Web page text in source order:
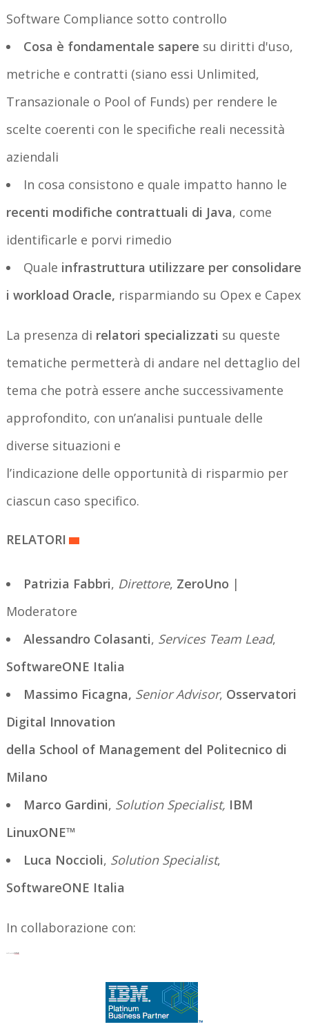
Software Compliance sotto controllo
Cosa è fondamentale sapere su diritti d'uso,
metriche e contratti (siano essi Unlimited,
Transazionale o Pool of Funds) per rendere le
scelte coerenti con le specifiche reali necessità
aziendali
In cosa consistono e quale impatto hanno le
recenti modifiche contrattuali di Java, come
identificarle e porvi rimedio
Quale infrastruttura utilizzare per consolidare
i workload Oracle, risparmiando su Opex e Capex
La presenza di relatori specializzati su queste
tematiche permetterà di andare nel dettaglio del
tema che potrà essere anche successivamente
approfondito, con un’analisi puntuale delle
diverse situazioni e
l’indicazione delle opportunità di risparmio per
ciascun caso specifico.
RELATORI
Patrizia Fabbri, Direttore, ZeroUno |
Moderatore
Alessandro Colasanti, Services Team Lead,
SoftwareONE Italia
Massimo Ficagna, Senior Advisor, Osservatori
Digital Innovation
della School of Management del Politecnico di
Milano
Marco Gardini, Solution Specialist, IBM
LinuxONE™
Luca Noccioli, Solution Specialist,
SoftwareONE Italia
In collaborazione con: